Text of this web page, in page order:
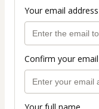
Your email address
Confirm your email